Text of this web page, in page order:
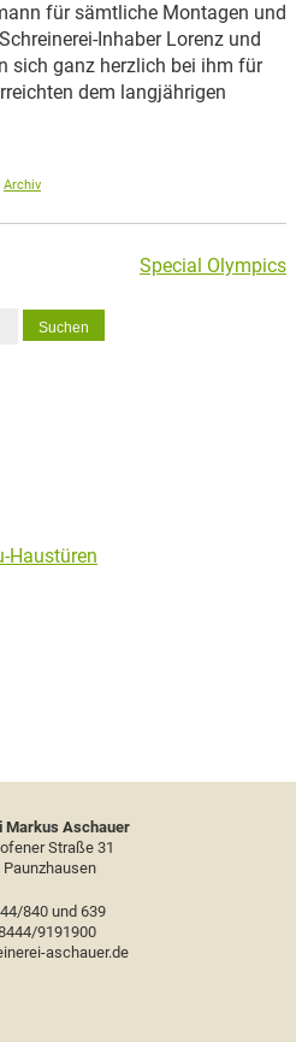
für sämtliche Montagen und
Inhaber Lorenz und
sich ganz herzlich bei ihm für
dem langjährigen
Archiv
Special Olympics
Haustüren
Markus Aschauer
Straße 31
Paunzhausen
840 und 639
9191900
aschauer.de